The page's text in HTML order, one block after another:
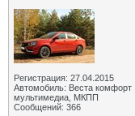
Регистрация: 27.04.2015
Автомобиль: Веста комфорт
мультимедиа, МКПП
Сообщений: 366